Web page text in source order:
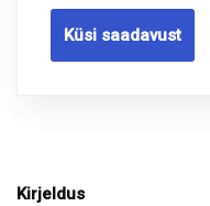
Küsi saadavust
Kirjeldus